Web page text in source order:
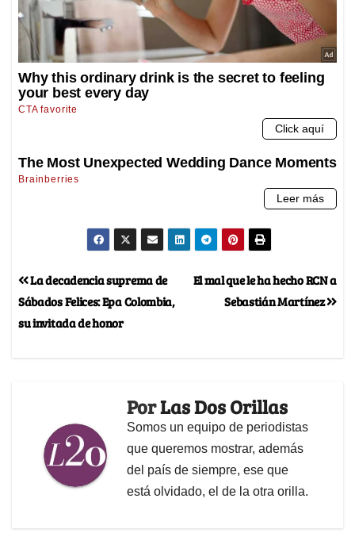
El mal que le ha hecho RCN a
Sebastián Martínez
La decadencia suprema de
Sábados Felices: Epa Colombia,
su invitada de honor
PorLas Dos Orillas
Somos un equipo de periodistas
que queremos mostrar, además
del país de siempre, ese que
está olvidado, el de la otra orilla.